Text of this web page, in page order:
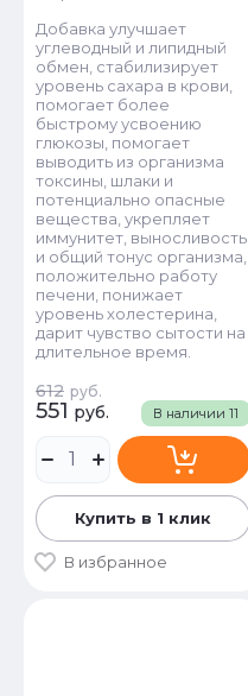
Добавка улучшает
углеводный и липидный
обмен, стабилизирует
уровень сахара в крови,
помогает более
быстрому усвоению
глюкозы, помогает
выводить из организма
токсины, шлаки и
потенциально опасные
вещества, укрепляет
иммунитет, выносливость
и общий тонус организма,
положительно работу
печени, понижает
уровень холестерина,
дарит чувство сытости на
длительное время.
В наличии 11
612 руб.
551 руб.
Купить в 1 клик
В избранное